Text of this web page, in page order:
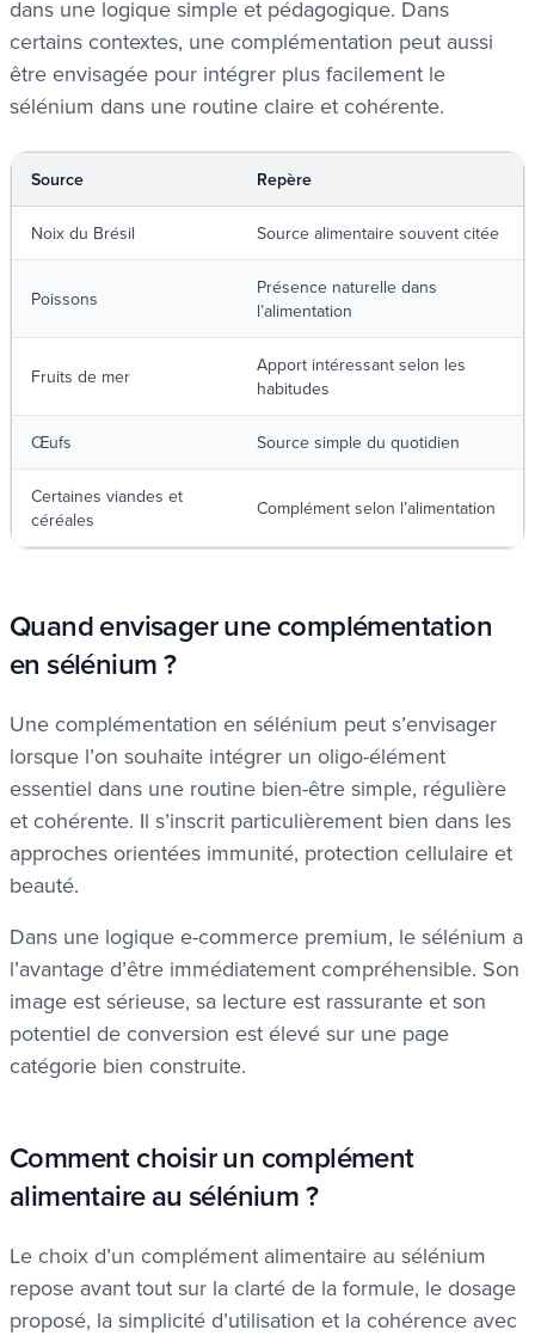
dans une logique simple et pédagogique. Dans
certains contextes, une complémentation peut aussi
être envisagée pour intégrer plus facilement le
sélénium dans une routine claire et cohérente.
Source Repère
Noix du Brésil Source alimentaire souvent citée
Poissons
Présence naturelle dans
l’alimentation
Fruits de mer
Apport intéressant selon les
habitudes
Œufs Source simple du quotidien
Certaines viandes et
céréales
Complément selon l’alimentation
Quand envisager une complémentation
en sélénium ?
Une complémentation en sélénium peut s’envisager
lorsque l’on souhaite intégrer un oligo-élément
essentiel dans une routine bien-être simple, régulière
et cohérente. Il s’inscrit particulièrement bien dans les
approches orientées immunité, protection cellulaire et
beauté.
Dans une logique e-commerce premium, le sélénium a
l’avantage d’être immédiatement compréhensible. Son
image est sérieuse, sa lecture est rassurante et son
potentiel de conversion est élevé sur une page
catégorie bien construite.
Comment choisir un complément
alimentaire au sélénium ?
Le choix d’un complément alimentaire au sélénium
repose avant tout sur la clarté de la formule, le dosage
proposé, la simplicité d’utilisation et la cohérence avec